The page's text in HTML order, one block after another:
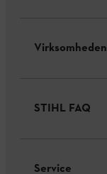
Virksomheden
STIHL FAQ
Service